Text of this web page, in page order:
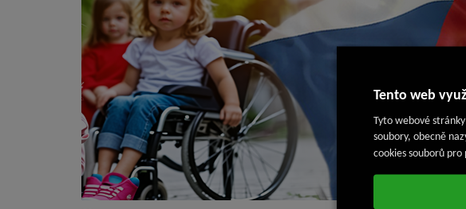
Tento web
Tyto webové
soubory, obecně
cookies souborů